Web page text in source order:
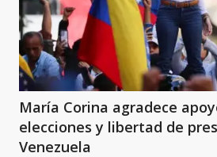
María Corina agradece
elecciones y libertad de
Venezuela